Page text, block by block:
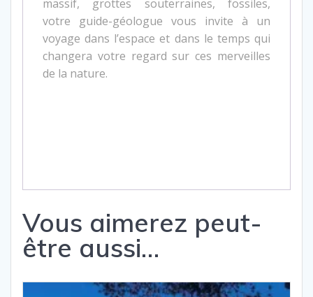
massif, grottes souterraines, fossiles,
votre guide-géologue vous invite à un
voyage dans l’espace et dans le temps qui
changera votre regard sur ces merveilles
de la nature.
Vous aimerez peut-
être aussi…